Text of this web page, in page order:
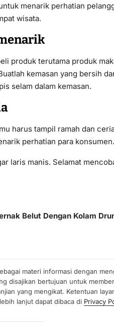
menarik perhatian
wisata.
produk terutama produk
kemasan yang bersih
selam dalam kemasan.
harus tampil ramah dan
perhatian para konsumen.
laris manis. Selamat
Belut Dengan Kolam
materi informasi dengan
disajikan bertujuan untuk
yang mengikat. Ketentuan
lanjut dapat dibaca di Privacy